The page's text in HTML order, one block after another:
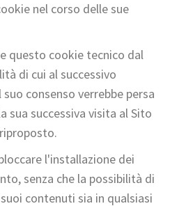
nel corso delle sue
questo cookie tecnico dal
di cui al successivo
consenso verrebbe persa
sua successiva visita al Sito
l'installazione dei
senza che la possibilità di
contenuti sia in qualsiasi